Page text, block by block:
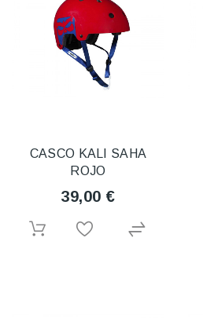
CASCO KALI SAHA
ROJO
39,00 €